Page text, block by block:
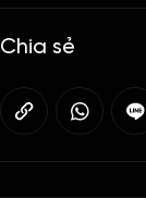
Chia sẻ